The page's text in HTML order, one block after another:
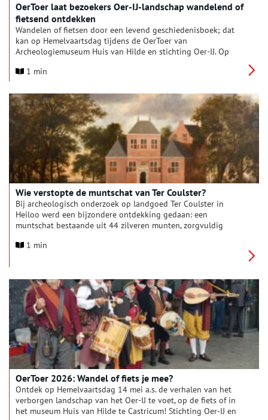
OerToer laat bezoekers Oer‑IJ‑landschap wandelend of
fietsend ontdekken
Wandelen of fietsen door een levend geschiedenisboek; dat
kan op Hemelvaartsdag tijdens de OerToer van
Archeologiemuseum Huis van Hilde en stichting Oer-IJ. Op
wandelevenement door het bijzondere Oer-IJ-landschap rond
1 min
Wie verstopte de muntschat van Ter Coulster?
Bij archeologisch onderzoek op landgoed Ter Coulster in
Heiloo werd een bijzondere ontdekking gedaan: een
muntschat bestaande uit 44 zilveren munten, zorgvuldig
Op zondag 15 maart vindt in Archeologiemuseum Huis van
1 min
OerToer 2026: Wandel of fiets je mee?
Ontdek op Hemelvaartsdag 14 mei a.s. de verhalen van het
verborgen landschap van het Oer-IJ te voet, op de fiets of in
het museum Huis van Hilde te Castricum! Stichting Oer-IJ en